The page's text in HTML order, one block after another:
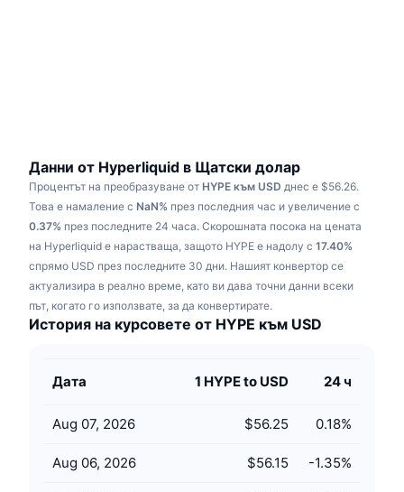
Спорт
Финанси
Технологии
NFT
Обща NFT статистика
Предстоящи продажби
RSI
MACD
Деривати
Ликвидации
Проценти на финансиране
Изследвания
Видеоклипове
Терминологичен речник
Кампании
Диамантени награди
Научете и спечелете
Данни от Hyperliquid в Щатски долар
Процентът на преобразуване от HYPE към USD днес е $56.26.
Това е намаление с NaN% през последния час и увеличение с
0.37% през последните 24 часа. Скорошната посока на цената
на Hyperliquid е нарастваща, защото HYPE е надолу с 17.40%
спрямо USD през последните 30 дни. Нашият конвертор се
актуализира в реално време, като ви дава точни данни всеки
път, когато го използвате, за да конвертирате.
История на курсовете от HYPE към USD
Дата 1 HYPE to USD 24 ч
Aug 07, 2026 $56.25 0.18%
Aug 06, 2026 $56.15 -1.35%